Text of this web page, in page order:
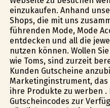
einzukaufen. Anhand
Shops, die mit uns
führenden Mode, Mode
entdecken und all die
nutzen können. Wollen
wie Toms, sind zurzeit
Kunden Gutscheine
Marketinginstrument,
ihre Produkte zu werben
Gutscheincodes zur